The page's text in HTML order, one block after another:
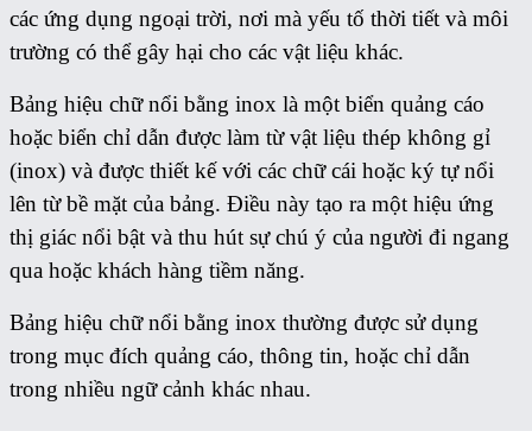
các ứng dụng ngoại trời, nơi mà yếu tố thời tiết và môi
trường có thể gây hại cho các vật liệu khác.
Bảng hiệu chữ nổi bằng inox là một biển quảng cáo
hoặc biển chỉ dẫn được làm từ vật liệu thép không gỉ
(inox) và được thiết kế với các chữ cái hoặc ký tự nổi
lên từ bề mặt của bảng. Điều này tạo ra một hiệu ứng
thị giác nổi bật và thu hút sự chú ý của người đi ngang
qua hoặc khách hàng tiềm năng.
Bảng hiệu chữ nổi bằng inox thường được sử dụng
trong mục đích quảng cáo, thông tin, hoặc chỉ dẫn
trong nhiều ngữ cảnh khác nhau.